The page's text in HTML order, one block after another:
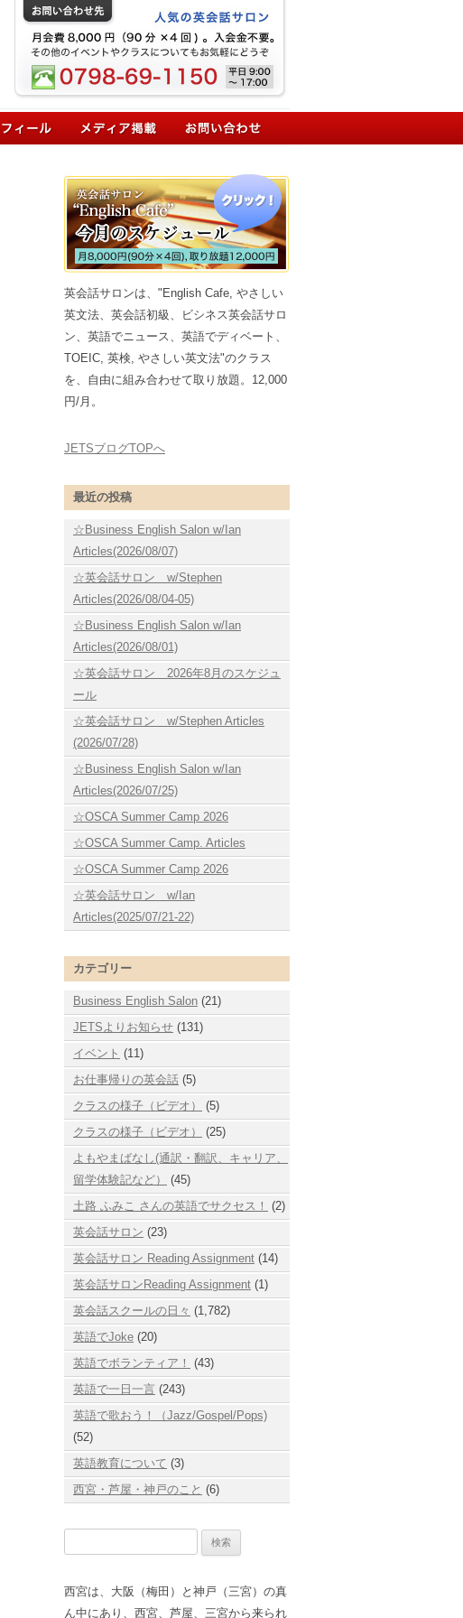
英会話サロンは、"English Cafe, やさしい
英文法、英会話初級、ビシネス英会話サロ
ン、英語でニュース、英語でディベート、
TOEIC, 英検, やさしい英文法"のクラス
を、自由に組み合わせて取り放題。12,000
円/月。
JETSブログTOPへ
最近の投稿
☆Business English Salon w/Ian
Articles(2026/08/07)
☆英会話サロン w/Stephen
Articles(2026/08/04-05)
☆Business English Salon w/Ian
Articles(2026/08/01)
☆英会話サロン 2026年8月のスケジュ
ール
☆英会話サロン w/Stephen Articles
(2026/07/28)
☆Business English Salon w/Ian
Articles(2026/07/25)
☆OSCA Summer Camp 2026
☆OSCA Summer Camp. Articles
☆OSCA Summer Camp 2026
☆英会話サロン w/Ian
Articles(2025/07/21-22)
カテゴリー
Business English Salon (21)
JETSよりお知らせ (131)
イベント (11)
お仕事帰りの英会話 (5)
クラスの様子（ビデオ）
(5)
クラスの様子（ビデオ）
(25)
よもやまばなし(通訳・翻訳、キャリア、
留学体験記など）
(45)
土路 ふみこ さんの英語でサクセス！
(2)
英会話サロン (23)
英会話サロン Reading Assignment (14)
英会話サロンReading Assignment (1)
英会話スクールの日々 (1,782)
英語でJoke (20)
英語でボランティア！
(43)
英語で一日一言 (243)
英語で歌おう！（Jazz/Gospel/Pops)
(52)
英語教育について (3)
西宮・芦屋・神戸のこと (6)
西宮は、大阪（梅田）と神戸（三宮）の真
ん中にあり、西宮、芦屋、三宮から来られ